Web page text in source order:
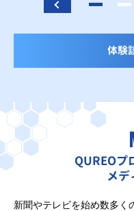
体験
QUREOプ
メデ
新聞やテレビを始め数多く